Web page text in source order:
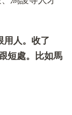
用人。收了
短處。比如馬